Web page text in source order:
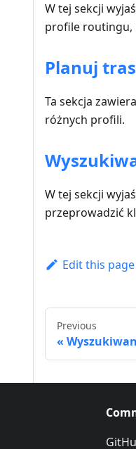
W tej sekcji
profile routingu,
Planuj
Ta sekcja
różnych profili.
W tej sekcji
przeprowadzić
Edit this page
Previous